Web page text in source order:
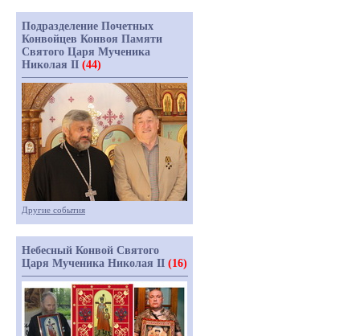
Подразделение Почетных
Конвойцев Конвоя Памяти
Святого Царя Мученика
Николая II (44)
Другие события
Небесный Конвой Святого
Царя Мученика Николая II (16)